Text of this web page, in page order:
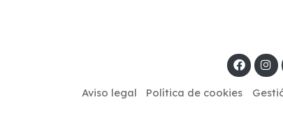
Aviso legal Política de cookies